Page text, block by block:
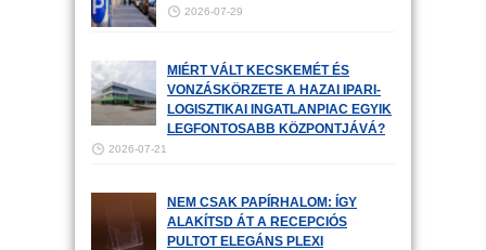
2026-07-29
MIÉRT VÁLT KECSKEMÉT ÉS
VONZÁSKÖRZETE A HAZAI IPARI-
LOGISZTIKAI INGATLANPIAC EGYIK
LEGFONTOSABB KÖZPONTJÁVÁ?
2026-07-21
NEM CSAK PAPÍRHALOM: ÍGY
ALAKÍTSD ÁT A RECEPCIÓS
PULTOT ELEGÁNS PLEXI